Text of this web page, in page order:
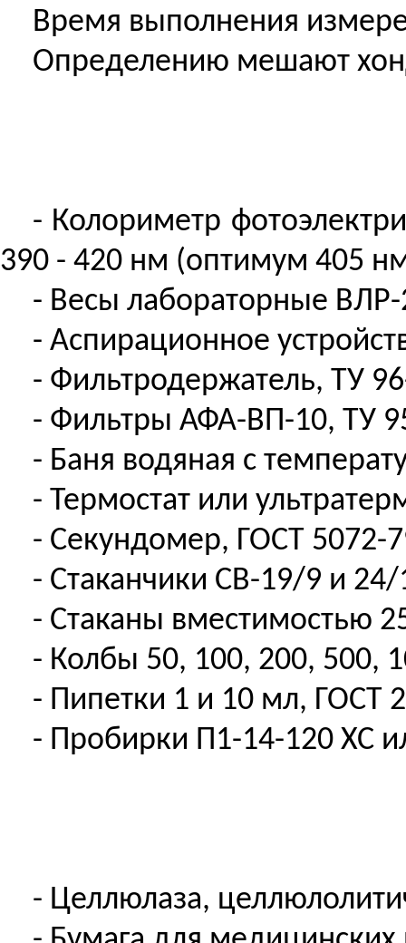
Время выполнения
Определению мешают
- Колориметр
390 - 420 нм (оптимум 405
- Весы лабораторные
- Аспирационное
- Фильтродержатель, ТУ
- Фильтры АФА-ВП-10, ТУ
- Баня водяная с
- Термостат или
- Секундомер, ГОСТ 5072-
- Стаканчики СВ-19/9 и
- Стаканы вместимостью
- Колбы 50, 100, 200, 500,
- Пипетки 1 и 10 мл, ГОСТ
- Пробирки П1-14-120 ХС
- Целлюлаза,